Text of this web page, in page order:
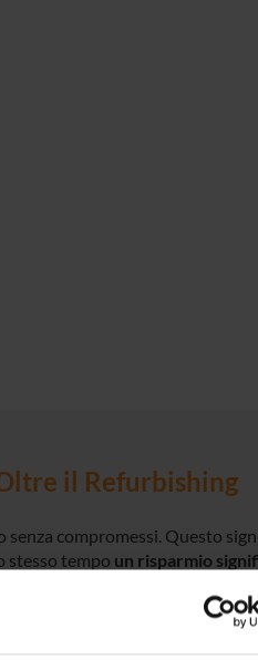
il Refurbishing
compromessi. Questo
stesso tempo un risparmio
scelto di proporvi
che va ben oltre il
parametri di qualità,